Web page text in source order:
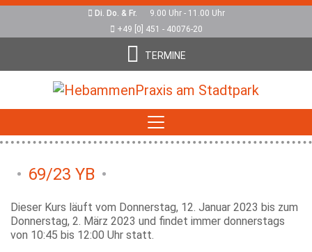
Di. Do. & Fr. 9.00 Uhr - 11.00 Uhr
+49 [0] 451 - 40076-20
TERMINE
69/23 YB
Dieser Kurs läuft vom Donnerstag, 12. Januar 2023 bis zum
Donnerstag, 2. März 2023 und findet immer donnerstags
von 10:45 bis 12:00 Uhr statt.